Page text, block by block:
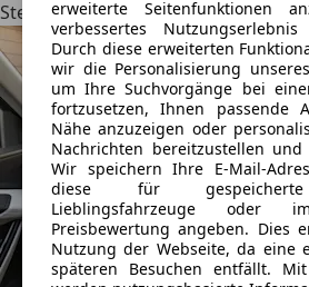
erweiterte Seitenfunktionen
verbessertes
Durch diese erweiterten
wir die Personalisierung
um Ihre Suchvorgänge bei
fortzusetzen, Ihnen passende
Nähe anzuzeigen oder
Nachrichten bereitzustellen und
Wir speichern Ihre E-Mail-
diese für gespeicherte
Lieblingsfahrzeuge oder
Preisbewertung angeben. Dies
Nutzung der Webseite, da eine
späteren Besuchen entfällt.
Stellen wenig premiumhaft.